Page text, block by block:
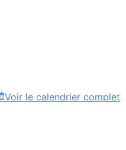
Voir le calendrier complet